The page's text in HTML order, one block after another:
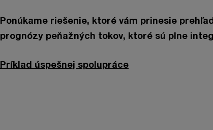
Ponúkame riešenie, ktoré vám prinesie
prognózy peňažných tokov, ktoré sú plne
Príklad úspešnej spolupráce